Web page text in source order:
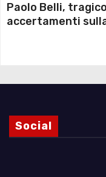
Paolo Belli,
accertamenti
Social